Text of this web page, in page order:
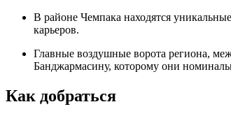
В районе Чемпака находятся
карьеров.
Главные воздушные ворота региона,
Банджармасину, которому они
Как добраться